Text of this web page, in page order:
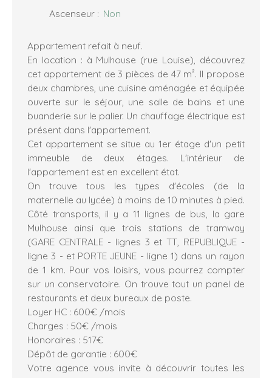
Ascenseur : Non
Appartement refait à neuf.
En location : à Mulhouse (rue Louise), découvrez
cet appartement de 3 pièces de 47 m². Il propose
deux chambres, une cuisine aménagée et équipée
ouverte sur le séjour, une salle de bains et une
buanderie sur le palier. Un chauffage électrique est
présent dans l'appartement.
Cet appartement se situe au 1er étage d'un petit
immeuble de deux étages. L'intérieur de
l'appartement est en excellent état.
On trouve tous les types d'écoles (de la
maternelle au lycée) à moins de 10 minutes à pied.
Côté transports, il y a 11 lignes de bus, la gare
Mulhouse ainsi que trois stations de tramway
(GARE CENTRALE - lignes 3 et TT, REPUBLIQUE -
ligne 3 - et PORTE JEUNE - ligne 1) dans un rayon
de 1 km. Pour vos loisirs, vous pourrez compter
sur un conservatoire. On trouve tout un panel de
restaurants et deux bureaux de poste.
Loyer HC : 600€ /mois
Charges : 50€ /mois
Honoraires : 517€
Dépôt de garantie : 600€
Votre agence vous invite à découvrir toutes les